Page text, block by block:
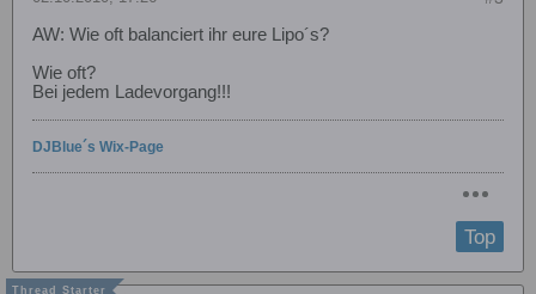
AW: Wie oft balanciert ihr eure Lipo´s?
Wie oft?
Bei jedem Ladevorgang!!!
DJBlue´s Wix-Page
Top